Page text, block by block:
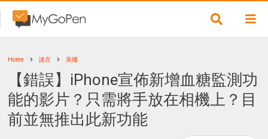
Home 謠言 美國
【錯誤】iPhone宣佈新增血糖監測功
能的影片？只需將手放在相機上？目
前並無推出此新功能